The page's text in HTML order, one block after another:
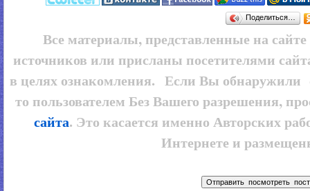
Поделиться…
Все материалы, представленные на сайте
источников или присланы посетителями
в целях ознакомления. Если Вы
то пользователем Без Вашего разрешения,
сайта. Это касается именно Авторских
Интернете и